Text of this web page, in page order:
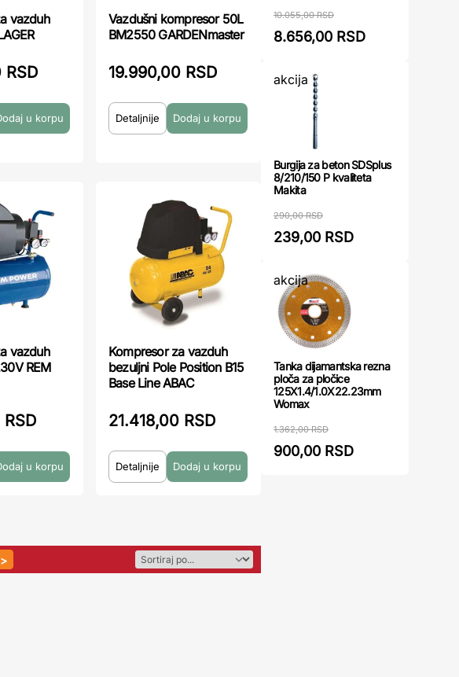
vazduh
RSD
Vazdušni kompresor 50L
BM2550 GARDENmaster
19.990,00 RSD
Detaljnije
vazduh
REM
RSD
Kompresor za vazduh
bezuljni Pole Position B15
Base Line ABAC
21.418,00 RSD
Detaljnije
10.055,00 RSD
8.656,00 RSD
akcija
Burgija za beton SDSplus
8/210/150 P kvaliteta
Makita
290,00 RSD
239,00 RSD
akcija
Tanka dijamantska rezna
ploča za pločice
125X1.4/1.0X22.23mm
Womax
1.362,00 RSD
900,00 RSD